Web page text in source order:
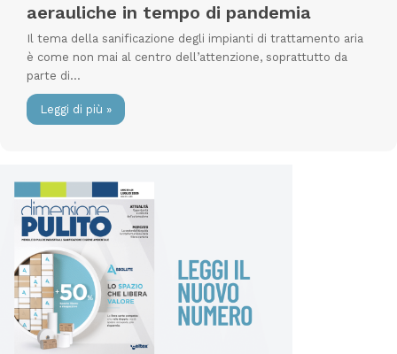
aerauliche in tempo di pandemia
Il tema della sanificazione degli impianti di trattamento aria
è come non mai al centro dell’attenzione, soprattutto da
parte di…
Leggi di più »